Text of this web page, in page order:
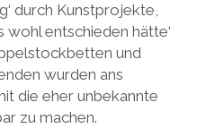
durch Kunstprojekte,
wohl entschieden hätte‘
und
wurden ans
die eher unbekannte
zu machen.